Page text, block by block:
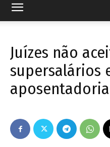
Juízes não
supersalários